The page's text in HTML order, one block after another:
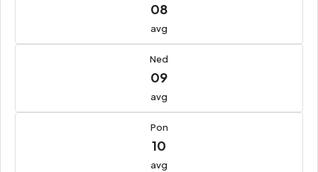
08
avg
Ned
09
avg
Pon
10
avg